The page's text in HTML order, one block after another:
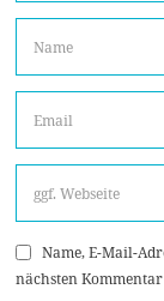
Name, E-Mail-
nächsten